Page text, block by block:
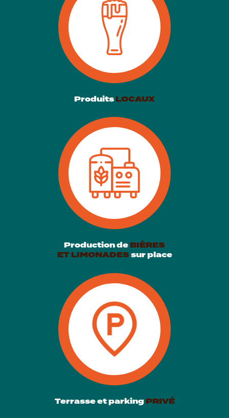
Produits LOCAUX
Production de BIÈRES
ET LIMONADESsur place
Terrasse et parking PRIVÉ